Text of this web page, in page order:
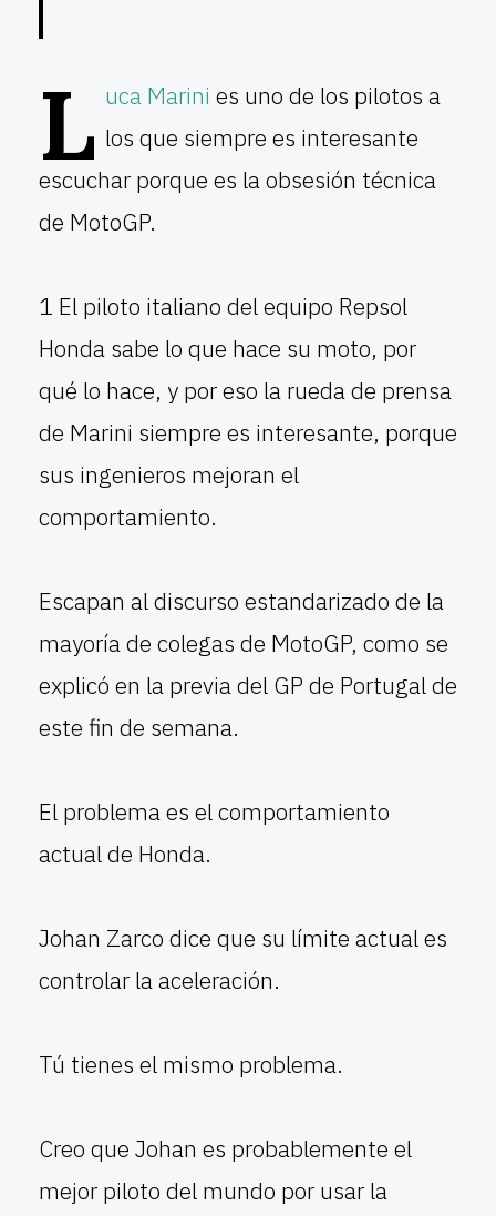
L uca Marini es uno de los pilotos a
los que siempre es interesante
escuchar porque es la obsesión técnica
de MotoGP.
1 El piloto italiano del equipo Repsol
Honda sabe lo que hace su moto, por
qué lo hace, y por eso la rueda de prensa
de Marini siempre es interesante, porque
sus ingenieros mejoran el
comportamiento.
Escapan al discurso estandarizado de la
mayoría de colegas de MotoGP, como se
explicó en la previa del GP de Portugal de
este fin de semana.
El problema es el comportamiento
actual de Honda.
Johan Zarco dice que su límite actual es
controlar la aceleración.
Tú tienes el mismo problema.
Creo que Johan es probablemente el
mejor piloto del mundo por usar la